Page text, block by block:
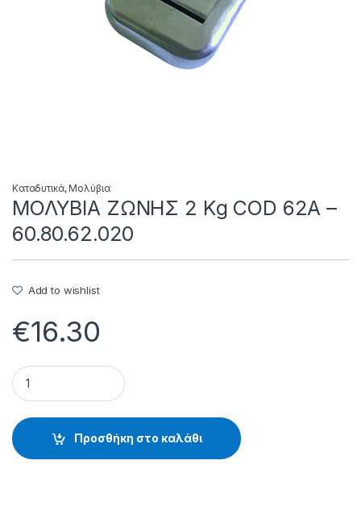
Καταδυτικά,Μολύβια
ΜΟΛΥΒΙΑ ΖΩΝΗΣ 2 Kg COD 62A –
60.80.62.020
Add to wishlist
€16.30
ΜΟΛΥΒΙΑ ΖΩΝΗΣ 2 Kg COD 62A - 60.80.62.020 quantity
Προσθήκη στο καλάθι